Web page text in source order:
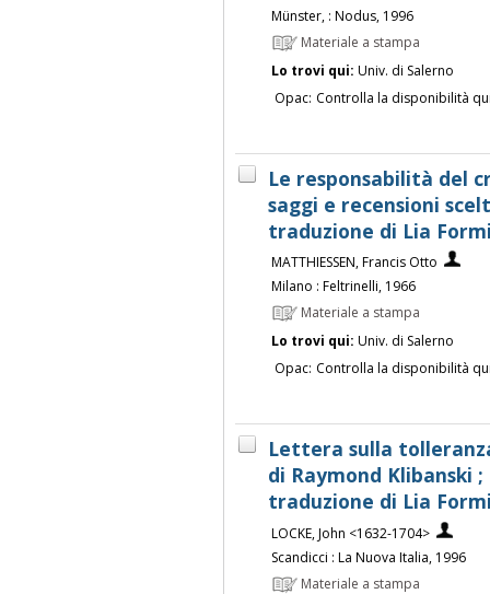
Münster, : Nodus, 1996
Materiale a stampa
Lo trovi qui: Univ. di Salerno
Opac: Controlla la disponibilità
Le responsabilità del
saggi e recensioni
traduzione di Lia
MATTHIESSEN, Francis Otto
Milano : Feltrinelli, 1966
Materiale a stampa
Lo trovi qui: Univ. di Salerno
Opac: Controlla la disponibilità
Lettera sulla
di Raymond Klibanski
traduzione di Lia
LOCKE, John <1632-1704>
Scandicci : La Nuova Italia, 1996
Materiale a stampa